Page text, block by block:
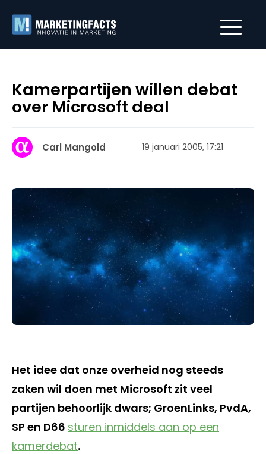
Kamerpartijen willen debat
over Microsoft deal
Carl Mangold 19 januari 2005, 17:21
Het idee dat onze overheid nog steeds
zaken wil doen met Microsoft zit veel
partijen behoorlijk dwars; GroenLinks, PvdA,
SP en D66 sturen inmiddels aan op een
kamerdebat.